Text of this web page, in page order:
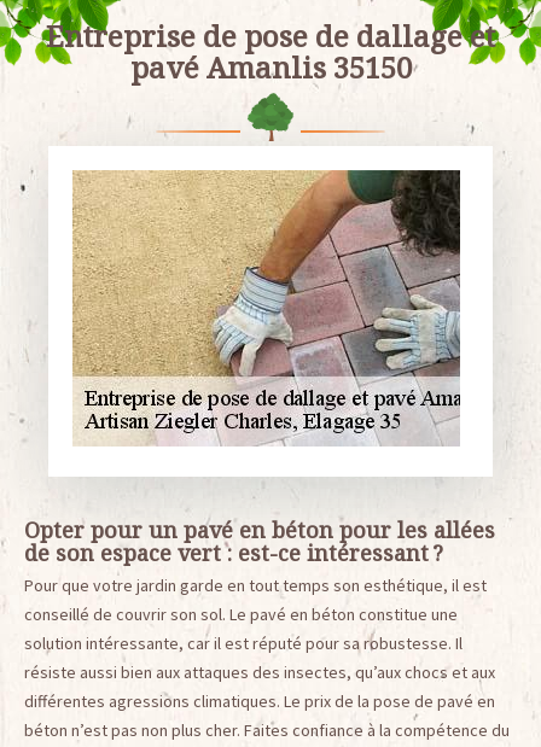
Entreprise de pose de dallage et
pavé Amanlis 35150
Opter pour un pavé en béton pour les allées
de son espace vert : est-ce intéressant ?
Pour que votre jardin garde en tout temps son esthétique, il est
conseillé de couvrir son sol. Le pavé en béton constitue une
solution intéressante, car il est réputé pour sa robustesse. Il
résiste aussi bien aux attaques des insectes, qu’aux chocs et aux
différentes agressions climatiques. Le prix de la pose de pavé en
béton n’est pas non plus cher. Faites confiance à la compétence du